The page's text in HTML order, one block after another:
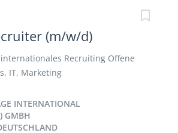
(m/w/d)
Recruiting Offene
IT, Marketing
INTERNATIONAL
GMBH